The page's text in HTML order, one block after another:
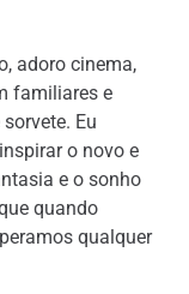
adoro cinema,
familiares e
Eu
o novo e
e o sonho
quando
qualquer